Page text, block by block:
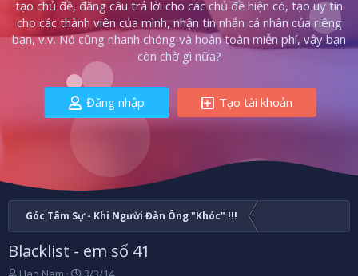
tạo chủ đề, đăng câu trả lời cho các chủ đề hiện có, tạo uy tín
cho các thành viên của mình, nhận tin nhắn cá nhân của riêng
bạn, v.v. Nó cũng nhanh chóng và hoàn toàn miễn phí, vậy bạn
còn chờ gì nữa?
Đăng nhập Tạo tài khoản
Góc Tâm Sự - Khi Người Đàn Ông "Khóc" !!!
Blacklist - em số 41
B
N